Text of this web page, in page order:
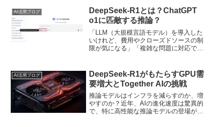
BenchベンチマークテストでOpenAIの
DALL-E 3およびStable Diffusionを上回っ
たようです。この記事ではDeep Seekに
ついて、詳しくご紹介します。
AI活用ブログ
DeepSeek-R1とは？ChatGPT
o1に匹敵する推論？
「LLM（大規模言語モデル）を導入した
いけれど、費用やクローズドソースの制
限が気になる」「複雑な問題に対応でき
か？ 本記事では、オープンソースかつ
高い推論能力を備えた話題のモデル
「DeepSeek-R1」について詳しくご紹介
します。
AI活用ブログ
DeepSeek-R1がもたらすGPU需
要増大とTogether AIの挑戦
推論モデルはインフラを減らすのか、増
やすのか？近年、AIの進化速度は驚異的
で、特に高性能な推論モデルの登場がそ